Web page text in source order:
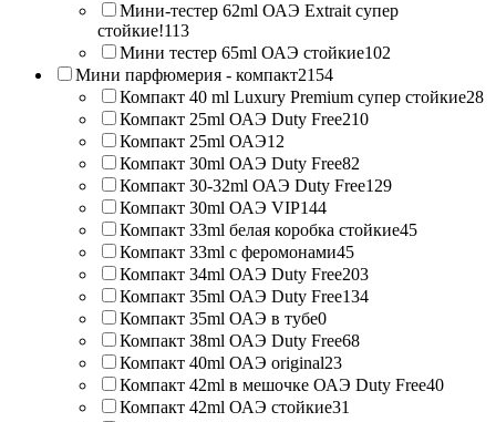
Мини-тестер 62ml ОАЭ Extrait супер
стойкие!113
Мини тестер 65ml ОАЭ стойкие102
Мини парфюмерия - компакт2154
Компакт 40 ml Luxury Premium супер стойкие28
Компакт 25ml ОАЭ Duty Free210
Компакт 25ml ОАЭ12
Компакт 30ml ОАЭ Duty Free82
Компакт 30-32ml ОАЭ Duty Free129
Компакт 30ml ОАЭ VIP144
Компакт 33ml белая коробка стойкие45
Компакт 33ml с феромонами45
Компакт 34ml ОАЭ Duty Free203
Компакт 35ml ОАЭ Duty Free134
Компакт 35ml ОАЭ в тубе0
Компакт 38ml ОАЭ Duty Free68
Компакт 40ml ОАЭ original23
Компакт 42ml в мешочке ОАЭ Duty Free40
Компакт 42ml ОАЭ стойкие31